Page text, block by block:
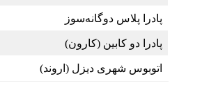
پادرا پلاس دوگانه‌سوز
پادرا دو کابین (کارون)
اتوبوس شهری دیزل (اروند)